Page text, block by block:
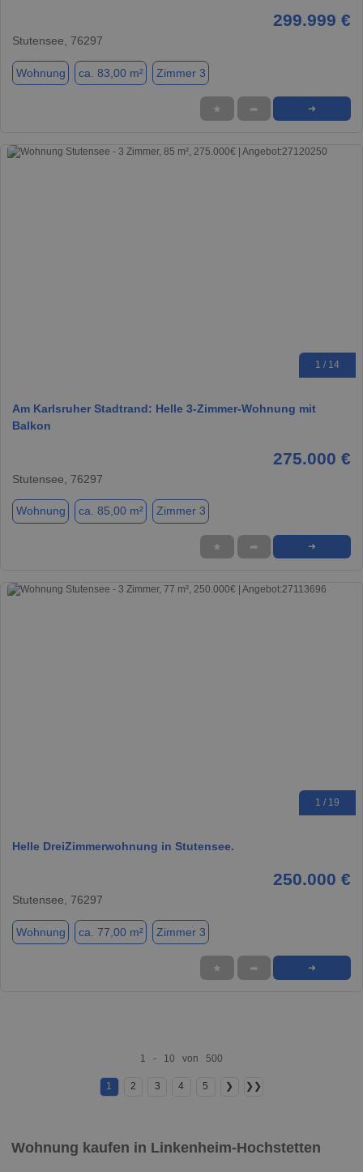
299.999 €
Stutensee, 76297
Wohnung ca. 83,00 m² Zimmer 3
★ ➦ ➜
1 / 14
Am Karlsruher Stadtrand: Helle 3‑Zimmer‑Wohnung mit
Balkon
275.000 €
Stutensee, 76297
Wohnung ca. 85,00 m² Zimmer 3
★ ➦ ➜
1 / 19
Helle DreiZimmerwohnung in Stutensee.
250.000 €
Stutensee, 76297
Wohnung ca. 77,00 m² Zimmer 3
★ ➦ ➜
1 - 10 von 500
1 2 3 4 5 ❯ ❯❯
Wohnung kaufen in Linkenheim-Hochstetten